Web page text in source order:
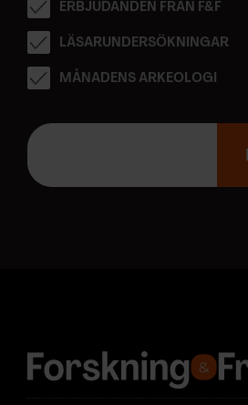
ERBJUDANDEN FRÅN F&F
LÄSARUNDERSÖKNINGAR
MÅNADENS ARKEOLOGI
E
p
s
: